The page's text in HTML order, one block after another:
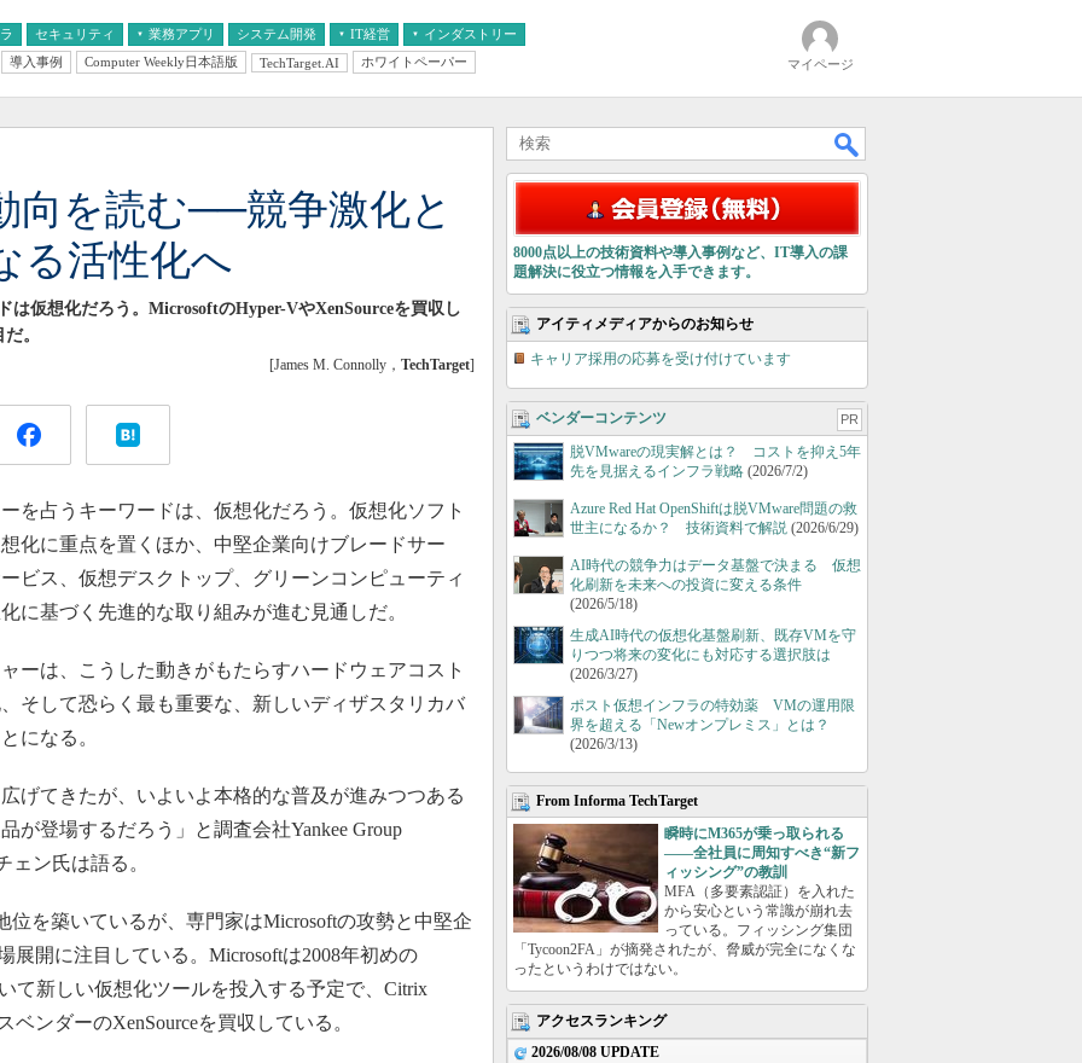
セキュリティ 業務アプリ
AI
システム開発 IT経営
経営とIT
インダストリー
医療IT
導入事例 Computer Weekly日本語版 TechTarget.AI ホワイトペーパー マイページ
向を読む──競争激化と
る活性化へ
は仮想化だろう。MicrosoftのHyper-VやXenSourceを買収し
。
[James M. Connolly， TechTarget]
占うキーワードは、仮想化だろう。仮想化ソフト
化に重点を置くほか、中堅企業向けブレードサー
ビス、仮想デスクトップ、グリーンコンピューティ
に基づく先進的な取り組みが進む見通しだ。
は、こうした動きがもたらすハードウェアコスト
そして恐らく最も重要な、新しいディザスタリカバ
になる。
てきたが、いよいよ本格的な普及が進みつつある
が登場するだろう」と調査会社Yankee Group
ェン氏は語る。
を築いているが、専門家はMicrosoftの攻勢と中堅企
展開に注目している。Microsoftは2008年初めの
て新しい仮想化ツールを投入する予定で、Citrix
ベンダーのXenSourceを買収している。
8000点以上の技術資料や導入事例など、IT導入の課
題解決に役立つ情報を入手できます。
アイティメディアからのお知らせ
キャリア採用の応募を受け付けています
ベンダーコンテンツ PR
脱VMwareの現実解とは？ コストを抑え5年
先を見据えるインフラ戦略 (2026/7/2)
Azure Red Hat OpenShiftは脱VMware問題の救
世主になるか？ 技術資料で解説 (2026/6/29)
AI時代の競争力はデータ基盤で決まる 仮想
化刷新を未来への投資に変える条件
(2026/5/18)
生成AI時代の仮想化基盤刷新、既存VMを守
りつつ将来の変化にも対応する選択肢は
(2026/3/27)
ポスト仮想インフラの特効薬 VMの運用限
界を超える「Newオンプレミス」とは？
(2026/3/13)
From Informa TechTarget
瞬時にM365が乗っ取られる
――全社員に周知すべき“新フ
ィッシング”の教訓
MFA（多要素認証）を入れた
から安心という常識が崩れ去
っている。フィッシング集団
「Tycoon2FA」が摘発されたが、脅威が完全になくな
ったというわけではない。
アクセスランキング
2026/08/08 UPDATE